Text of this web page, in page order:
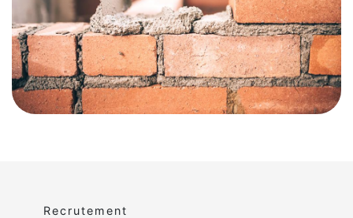
Recrutement